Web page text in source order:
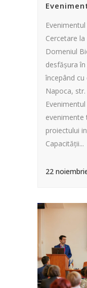
Cercetare
Domeniul
desfășura
începând cu
Napoca,
evenimente
proiectului
Capacității...
22